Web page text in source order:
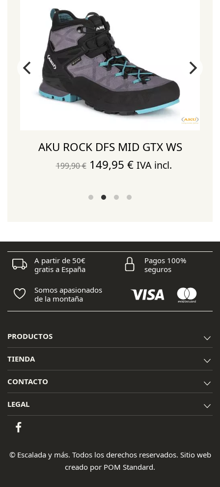
AKU ROCK DFS MID GTX WS
199,90€ El
original
149,95 €ElIVA incl.
A partir de 50€
gratis a España
Pagos 100%
seguros
Somos apasionados
de la montaña
PRODUCTOS
TIENDA
CONTACTO
LEGAL
© Escalada y más. Todos los derechos reservados. Sitio web
creado por POM Standard.